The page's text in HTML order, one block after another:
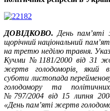
ДОВІДКОВО. День пам’яті
щорічний національний
на третю неділю травня.
Кучми №1181/2000 від 31
жертв голодоморів, який
суботи листопада
голодомору та
№797/2004 від 15 липня
«День пам’яті жертв